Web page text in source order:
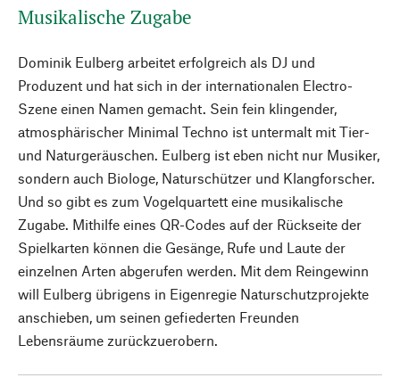
Musikalische Zugabe
Dominik Eulberg arbeitet erfolgreich als DJ und
Produzent und hat sich in der internationalen Electro-
Szene einen Namen gemacht. Sein fein klingender,
atmosphärischer Minimal Techno ist untermalt mit Tier-
und Naturgeräuschen. Eulberg ist eben nicht nur Musiker,
sondern auch Biologe, Naturschützer und Klangforscher.
Und so gibt es zum Vogelquartett eine musikalische
Zugabe. Mithilfe eines QR-Codes auf der Rückseite der
Spielkarten können die Gesänge, Rufe und Laute der
einzelnen Arten abgerufen werden. Mit dem Reingewinn
will Eulberg übrigens in Eigenregie Naturschutzprojekte
anschieben, um seinen gefiederten Freunden
Lebensräume zurückzuerobern.